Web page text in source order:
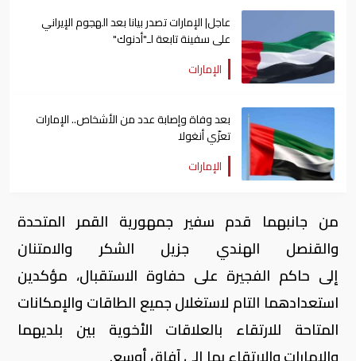
عاجل| الإمارات تصدر بيانا بعد الهجوم الإيراني
على سفينة تابعة لـ"أدنوك"
الإمارات
بعد وفاة وإصابة عدد من الأشخاص.. الإمارات
تعزّي أنغولا
الإمارات
من جانبهما قدم سفير جمهورية القمر المتحدة
والقنصل الهندي جزيل الشكر والامتنان
إلى حاكم الفجيرة على حفاوة الاستقبال، مؤكدين
استعدادهما التام لاستغلال جميع الطاقات والإمكانات
المتاحة للارتقاء بالعلاقات الأخوية بين بلديهما